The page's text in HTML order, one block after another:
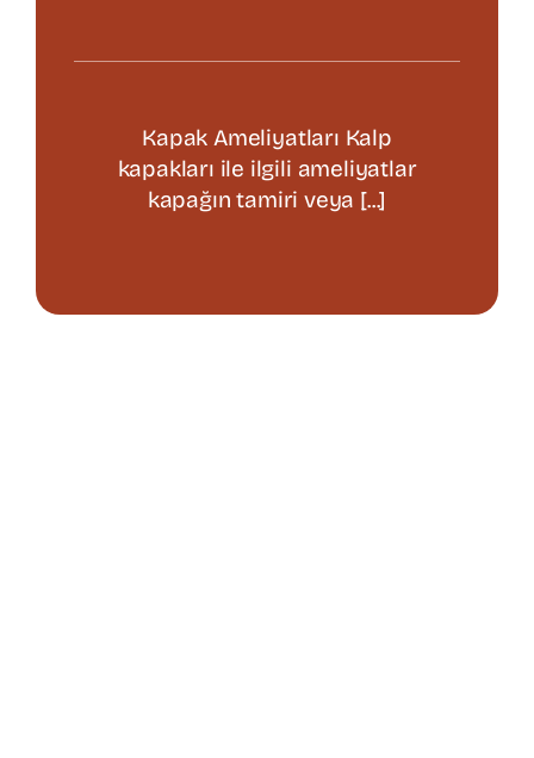
Varis Tedavisi
Kalp Cerrahisi
Hasta Bilgilendirme
Kapak Ameliyatları Kalp
kapakları ile ilgili ameliyatlar
kapağın tamiri veya [...]